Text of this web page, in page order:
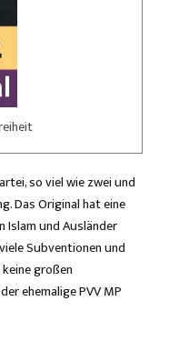
so viel wie zwei und
Das Original hat eine
Islam und Ausländer
Subventionen und
großen
ehemalige PVV MP